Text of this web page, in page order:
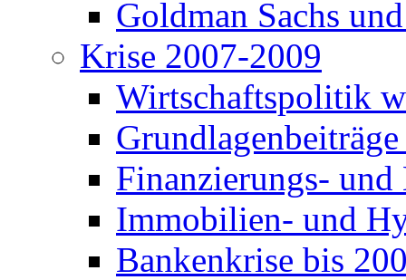
Goldman Sachs
Krise 2007-2009
Wirtschaftspolitik
Finanzierungs-
Immobilien- und
Bankenkrise bis